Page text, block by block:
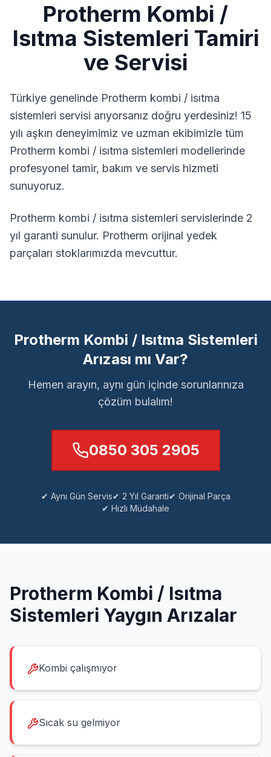
Protherm Kombi /
Isıtma Sistemleri Tamiri
ve Servisi
Türkiye genelinde Protherm kombi / isıtma
sistemleri servisi arıyorsanız doğru yerdesiniz! 15
yılı aşkın deneyimimiz ve uzman ekibimizle tüm
Protherm kombi / isıtma sistemleri modellerinde
profesyonel tamir, bakım ve servis hizmeti
sunuyoruz.
Protherm kombi / isıtma sistemleri servislerinde 2
yıl garanti sunulur. Protherm orijinal yedek
parçaları stoklarımızda mevcuttur.
Protherm Kombi / Isıtma Sistemleri
Arızası mı Var?
Hemen arayın, aynı gün içinde sorunlarınıza
çözüm bulalım!
0850 305 2905
✔ Aynı Gün Servis✔ 2 Yıl Garanti✔ Orijinal Parça
✔ Hızlı Müdahale
Protherm Kombi / Isıtma
Sistemleri Yaygın Arızalar
Kombi çalışmıyor
Sıcak su gelmiyor